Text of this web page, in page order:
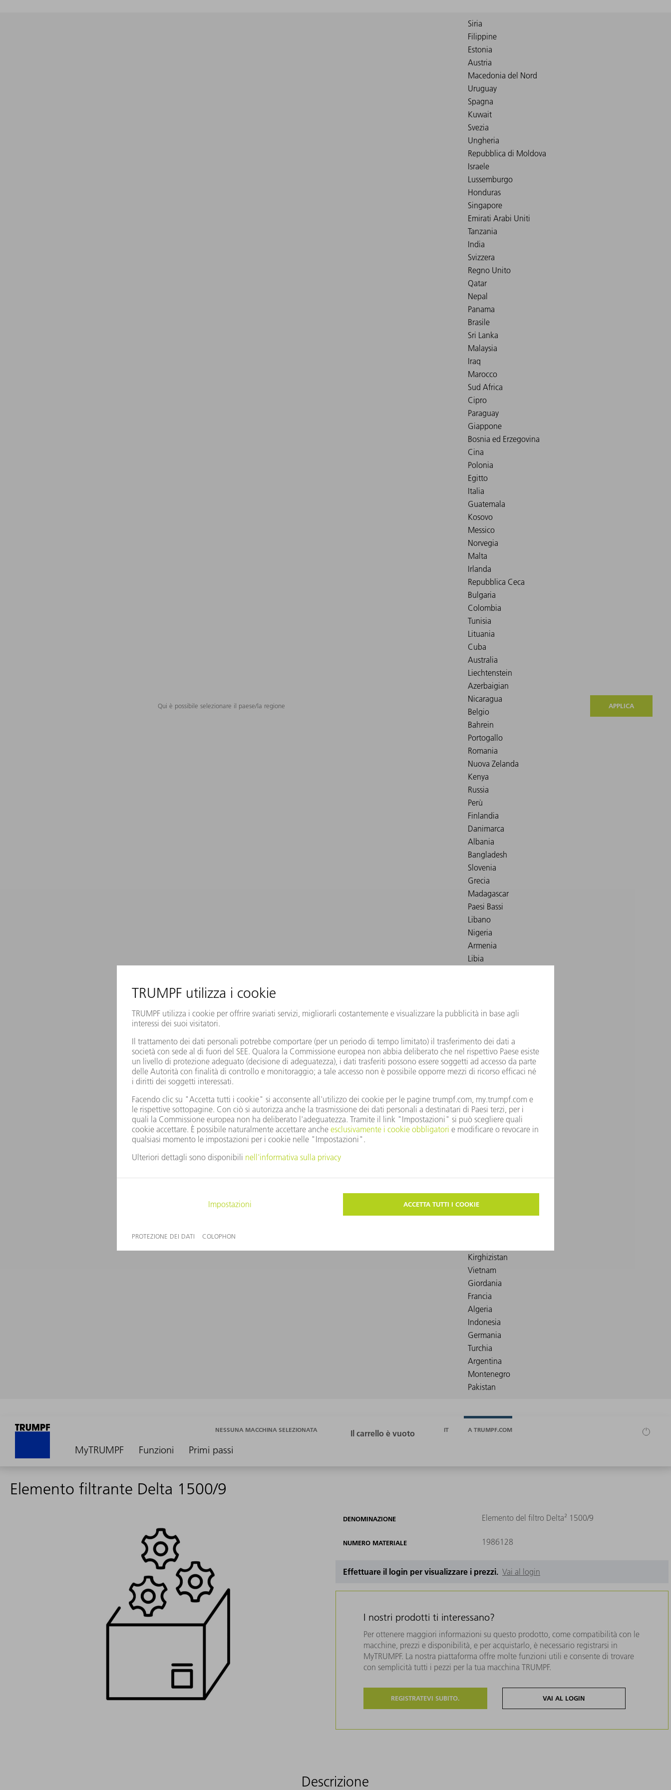
Qui è possibile selezionare il paese/la regione APPLICA
MyTRUMPF Funzioni Primi passi
NESSUNA MACCHINA SELEZIONATA IT A TRUMPF.COM
Elemento filtrante Delta 1500/9
DENOMINAZIONE Elemento del filtro Delta² 1500/9
NUMERO MATERIALE 1986128
Effettuare il login per visualizzare i prezzi. Vai al login
I nostri prodotti ti interessano?
Per ottenere maggiori informazioni su questo prodotto, come compatibilità con le
macchine, prezzi e disponibilità, e per acquistarlo, è necessario registrarsi in
MyTRUMPF. La nostra piattaforma offre molte funzioni utili e consente di trovare
con semplicità tutti i pezzi per la tua macchina TRUMPF.
REGISTRATEVI SUBITO. VAI AL LOGIN
Descrizione